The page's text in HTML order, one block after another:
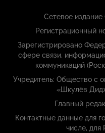
Сетевое
Регистрационный
Зарегистрировано
сфере связи,
коммуникаций
Учредитель: Общество с
«Шкулёв
Главный
Контактные данные для
числе, для